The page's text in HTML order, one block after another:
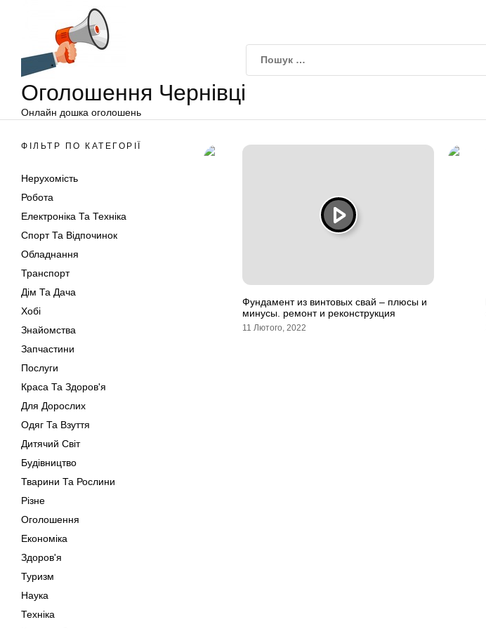
Оголошення Чернівці
Онлайн дошка оголошень
ФІЛЬТР ПО КАТЕГОРІЇ
Нерухомість
Робота
Електроніка Та Техніка
Спорт Та Відпочинок
Обладнання
Транспорт
Дім Та Дача
Хобі
Знайомства
Запчастини
Послуги
Краса Та Здоров'я
Для Дорослих
Одяг Та Взуття
Дитячий Світ
Будівництво
Тварини Та Рослини
Різне
Оголошення
Економіка
Здоров'я
Туризм
Наука
Техніка
Фундамент из винтовых свай – плюсы и
минусы. ремонт и реконструкция
11 Лютого, 2022